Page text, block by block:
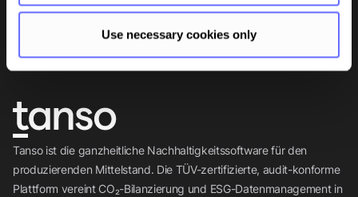
Use necessary cookies only
Tanso ist die ganzheitliche Nachhaltigkeitssoftware für den
produzierenden Mittelstand. Die TÜV-zertifizierte, audit-konforme
Plattform vereint CO₂-Bilanzierung und ESG-Datenmanagement in
Abonnieren